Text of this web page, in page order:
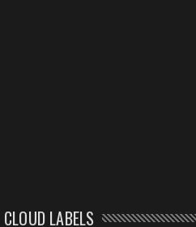
CLOUD LABELS